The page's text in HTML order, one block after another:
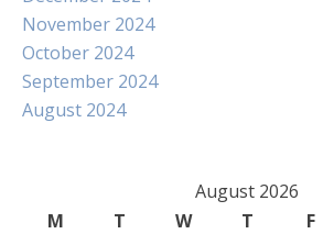
November 2024
October 2024
September 2024
August 2024
August 2026
M
T W T F